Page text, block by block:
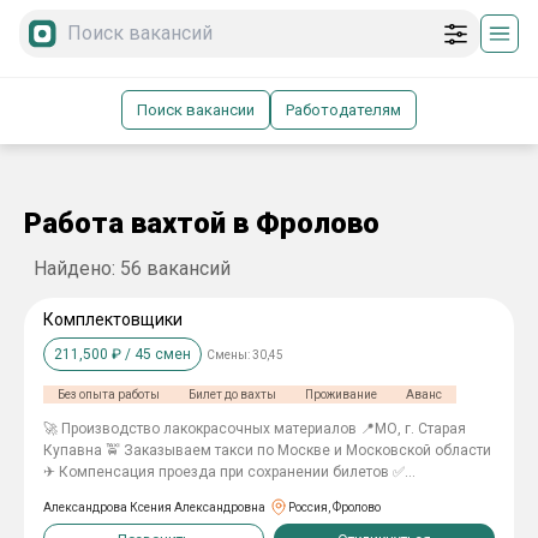
Поиск вакансии Работодателям
Работа вахтой в Фролово
Найдено: 56 вакансий
Комплектовщики
211,500 ₽ / 45 смен Смены:30,45
Без опыта работы Билет до вахты Проживание Аванс
🚀 Производство лакокрасочных материалов 📍МО, г. Старая
Купавна 🚖 Заказываем такси по Москве и Московской области
✈ Компенсация проезда при сохранении билетов ✅
электротележки на складе готовой продукции, разгрузочно-
Александрова Ксения Александровна Россия, Фролово